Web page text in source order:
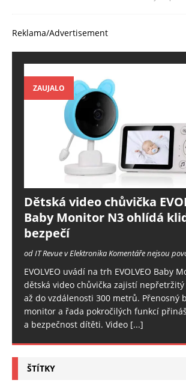
Reklama/Advertisement
ZAUJALO
Dětská video chůvička
Baby Monitor N3 ohlídá
bezpečí
od IT Revue v ElektronikaKomentáře nejsou
EVOLVEO uvádí na trh EVOLVEO Baby
dětská video chůvička zajistí
až do vzdálenosti 300 metrů. Přenosný
monitor a řada pokročilých funkcí
a bezpečnost dítěti. Video [...]
ŠTÍTKY